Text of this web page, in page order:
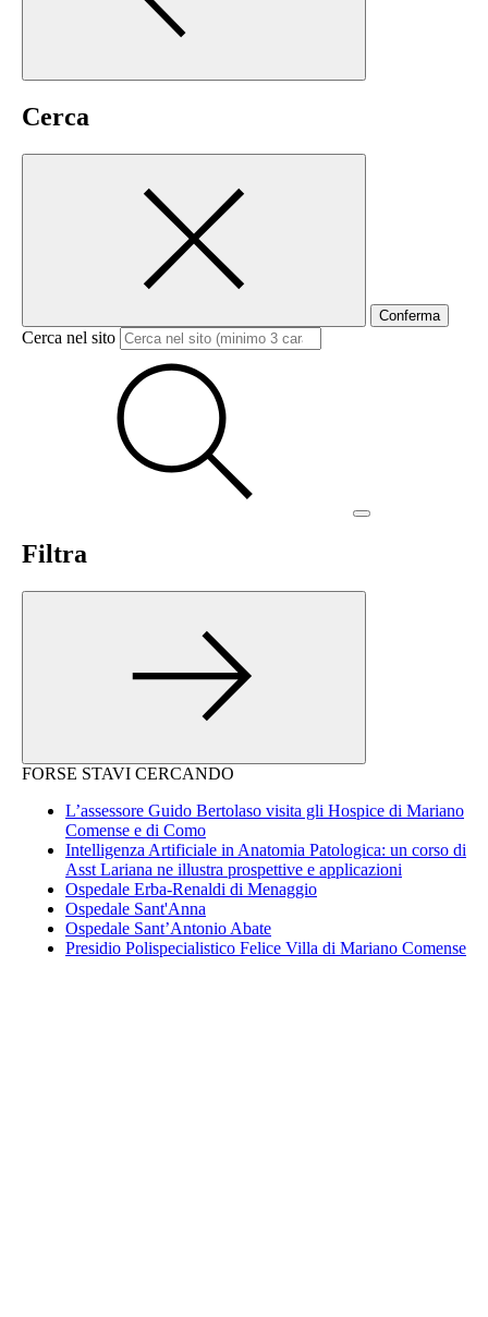
Cerca
Conferma
Cerca nel sito
Filtra
FORSE STAVI CERCANDO
L’assessore Guido Bertolaso visita gli Hospice di Mariano
Comense e di Como
Intelligenza Artificiale in Anatomia Patologica: un corso di
Asst Lariana ne illustra prospettive e applicazioni
Ospedale Erba-Renaldi di Menaggio
Ospedale Sant'Anna
Ospedale Sant’Antonio Abate
Presidio Polispecialistico Felice Villa di Mariano Comense